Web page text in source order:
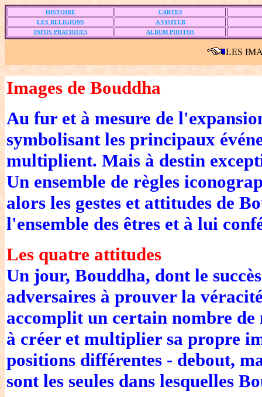
HISTOIRE
CARTES
LES RELIGIONS
A VISITER
INFOS PRATIQUES
ALBUM PHOTOS
LES
Images de Bouddha
Au fur et à mesure de
symbolisant les principaux
multiplient. Mais à destin
Un ensemble de règles
alors les gestes et attitudes de
l'ensemble des êtres et à lui
Les quatre attitudes
Un jour, Bouddha, dont le
adversaires à prouver la
accomplit un certain nombre
à créer et multiplier sa propre
positions différentes - debout,
sont les seules dans lesquelles